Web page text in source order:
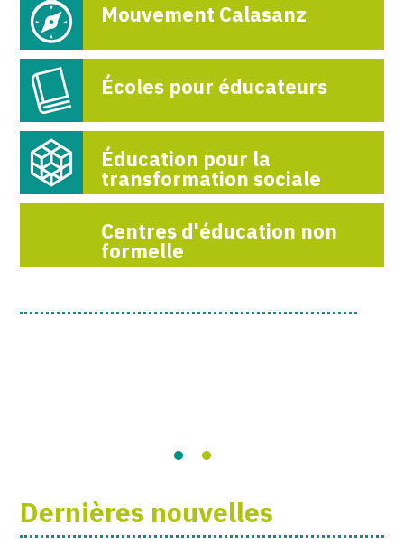
Mouvement Calasanz
Écoles pour éducateurs
Éducation pour la
transformation sociale
Centres d'éducation non
formelle
Dernières nouvelles